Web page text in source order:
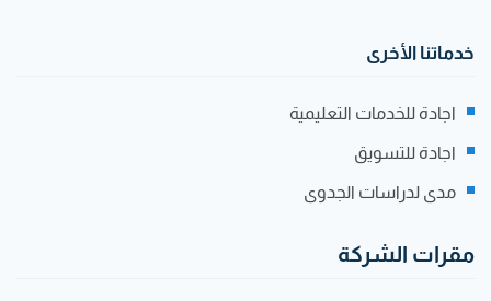
خدماتنا الأخرى
اجادة للخدمات التعليمية
اجادة للتسويق
مدى لدراسات الجدوى
مقرات الشركة